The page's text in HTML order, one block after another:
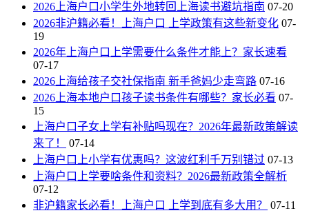
2026上海户口小学生外地转回上海读书避坑指南 07-20
2026非沪籍必看！上海户口 上学政策有这些新变化 07-
19
2026年上海户口上学需要什么条件才能上？家长速看
07-17
2026上海给孩子交社保指南 新手爸妈少走弯路 07-16
2026上海本地户口孩子读书条件有哪些？家长必看 07-
15
上海户口子女上学有补贴吗现在？2026年最新政策解读
来了！
07-14
上海户口上小学有优惠吗？这波红利千万别错过 07-13
上海户口上学要啥条件和资料？2026最新政策全解析
07-12
非沪籍家长必看！上海户口 上学到底有多大用？
07-11